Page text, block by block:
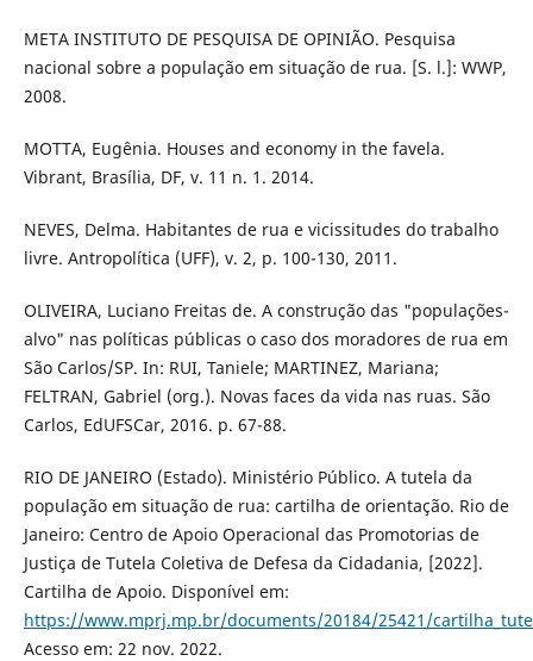
META INSTITUTO DE PESQUISA DE OPINIÃO. Pesquisa
nacional sobre a população em situação de rua. [S. l.]: WWP,
2008.
MOTTA, Eugênia. Houses and economy in the favela.
Vibrant, Brasília, DF, v. 11 n. 1. 2014.
NEVES, Delma. Habitantes de rua e vicissitudes do trabalho
livre. Antropolítica (UFF), v. 2, p. 100-130, 2011.
OLIVEIRA, Luciano Freitas de. A construção das "populações-
alvo" nas políticas públicas o caso dos moradores de rua em
São Carlos/SP. In: RUI, Taniele; MARTINEZ, Mariana;
FELTRAN, Gabriel (org.). Novas faces da vida nas ruas. São
Carlos, EdUFSCar, 2016. p. 67-88.
RIO DE JANEIRO (Estado). Ministério Público. A tutela da
população em situação de rua: cartilha de orientação. Rio de
Janeiro: Centro de Apoio Operacional das Promotorias de
Justiça de Tutela Coletiva de Defesa da Cidadania, [2022].
Cartilha de Apoio. Disponível em:
https://www.mprj.mp.br/documents/20184/25421/
Acesso em: 22 nov. 2022.